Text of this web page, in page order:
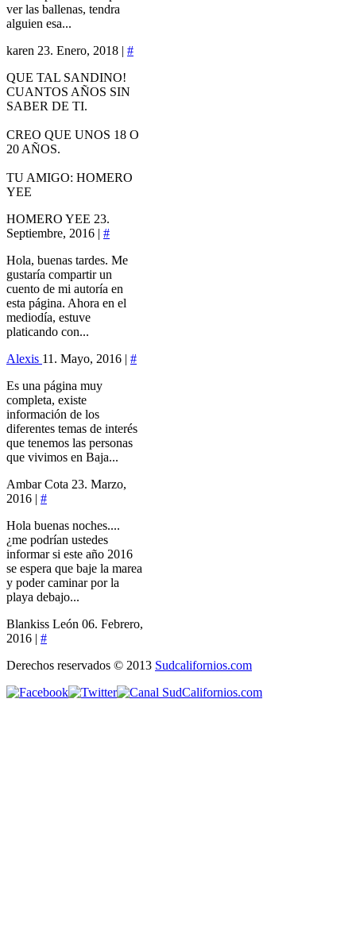
ver las ballenas, tendra
alguien esa...
karen 23. Enero, 2018 | #
QUE TAL SANDINO!
CUANTOS AÑOS SIN
SABER DE TI.
CREO QUE UNOS 18 O
20 AÑOS.
TU AMIGO: HOMERO
YEE
HOMERO YEE 23.
Septiembre, 2016 | #
Hola, buenas tardes. Me
gustaría compartir un
cuento de mi autoría en
esta página. Ahora en el
mediodía, estuve
platicando con...
Alexis 11. Mayo, 2016 | #
Es una página muy
completa, existe
información de los
diferentes temas de interés
que tenemos las personas
que vivimos en Baja...
Ambar Cota 23. Marzo,
2016 | #
Hola buenas noches....
¿me podrían ustedes
informar si este año 2016
se espera que baje la marea
y poder caminar por la
playa debajo...
Blankiss León 06. Febrero,
2016 | #
Derechos reservados © 2013 Sudcalifornios.com